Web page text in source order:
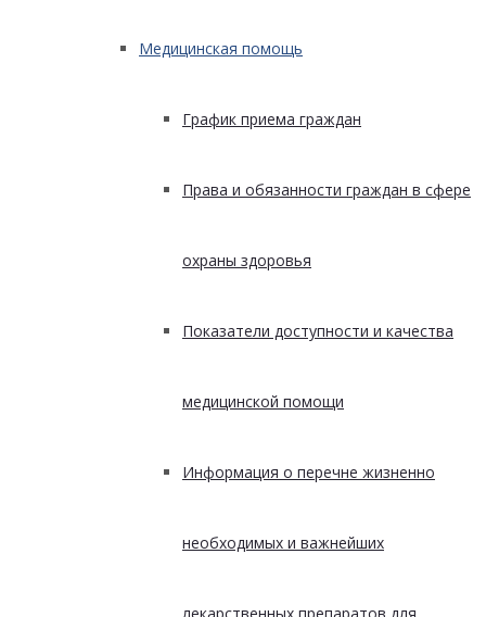
Медицинская помощь
График приема граждан
Права и обязанности граждан в сфере
охраны здоровья
Показатели доступности и качества
медицинской помощи
Информация о перечне жизненно
необходимых и важнейших